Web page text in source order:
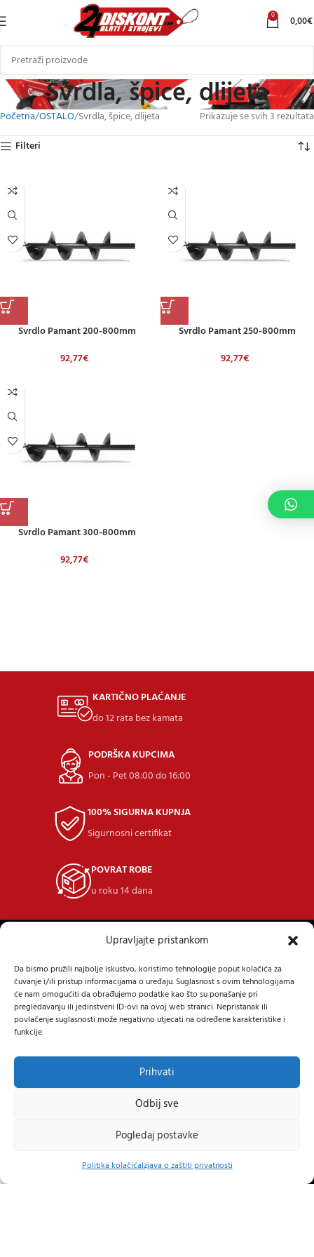
Upravljajte pristankom
Da bismo pružili najbolje iskustvo, koristimo tehnologije poput kolačića za
čuvanje i/ili pristup informacijama o uređaju. Suglasnost s ovim tehnologijama
će nam omogućiti da obrađujemo podatke kao što su ponašanje pri
pregledavanju ili jedinstveni ID-ovi na ovoj web stranici. Nepristanak ili
povlačenje suglasnosti može negativno utjecati na određene karakteristike i
funkcije.
Prihvati
Odbij sve
Pogledaj postavke
Politika kolačićaIzjava o zaštiti privatnosti
0 0,00€
Svrdla, špice, dlijeta
Početna OSTALO Svrdla, špice, dlijeta
Prikazuje se svih 3 rezultata
Filteri
Svrdlo Pamant 200-800mm
92,77€
Svrdlo Pamant 250-800mm
92,77€
Svrdlo Pamant 300-800mm
92,77€
KARTIČNO PLAĆANJE
do 12 rata bez kamata
PODRŠKA KUPCIMA
Pon - Pet 08:00 do 16:00
100% SIGURNA KUPNJA
Sigurnosni certifikat
POVRAT ROBE
u roku 14 dana
Samoborska cesta 9, 10434 Strmec Samoborski
Tel: +385 (91) 40 40 338
Mail: prodaja@24diskont.com
za dom i vrt.
NOVO NA BLOGU
STRANICE
↩